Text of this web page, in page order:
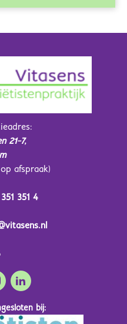
21-7,
afspraak)
351 4
bij: